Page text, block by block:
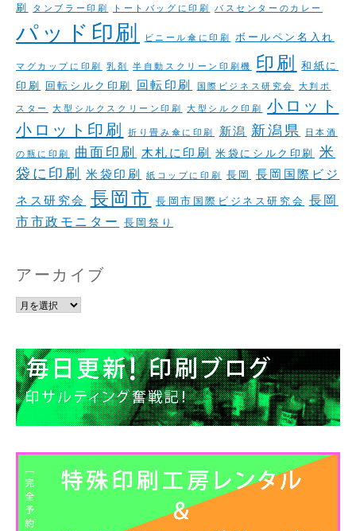
刷
タンブラー印刷 トートバッグに印刷 バスセンターのカレー
パッド印刷 ビニール傘に印刷 ボールペン名入れ
マグカップに印刷 乳剤 半自動スクリーン印刷機 印刷 和紙に
印刷 回転シルク印刷 回転印刷 国際ビジネス研究会
大判ポ
スター
大型シルクスクリーン印刷 大型シルク印刷
小ロット
小ロット印刷
折り畳み傘に印刷 新潟 新潟県
日本酒
の瓶に印刷
曲面印刷 木札に印刷 米袋にシルク印刷 米
袋に印刷 米袋印刷 紙コップに印刷 長岡
長岡国際ビジ
ネス研究会 長岡市 長岡市国際ビジネス研究会 長岡
市市政モニター 長岡祭り
アーカイブ
ア
カ
イ
ブ